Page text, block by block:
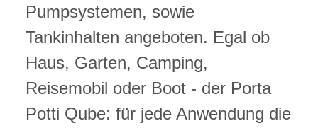
Pumpsystemen, sowie
Tankinhalten angeboten. Egal ob
Haus, Garten, Camping,
Reisemobil oder Boot - der Porta
Potti Qube: für jede Anwendung die